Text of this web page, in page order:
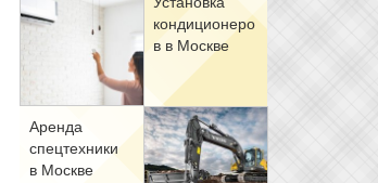
кон­ди­ци­о­не­ро
в в Москве
Арен­да
спец­тех­ни­ки
в Москве